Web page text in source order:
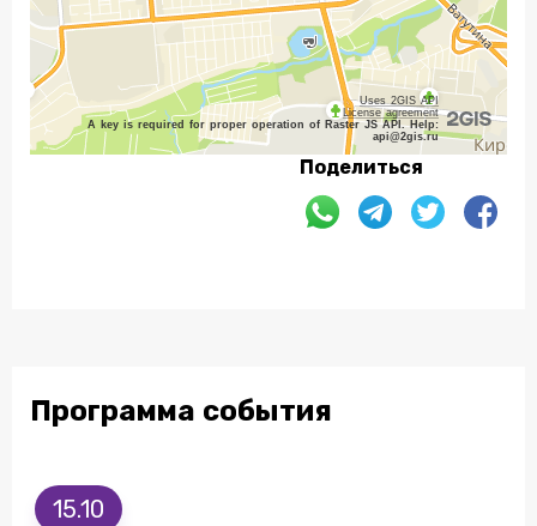
Uses 2GIS API
License agreement
A key is required for proper operation of Raster JS API. Help:
api@2gis.ru
Поделиться
Программа события
15.10